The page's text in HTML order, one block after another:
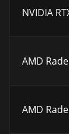
NVIDIA
AMD
AMD